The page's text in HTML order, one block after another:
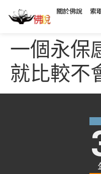
關於佛說 索
一個永保
就比較不